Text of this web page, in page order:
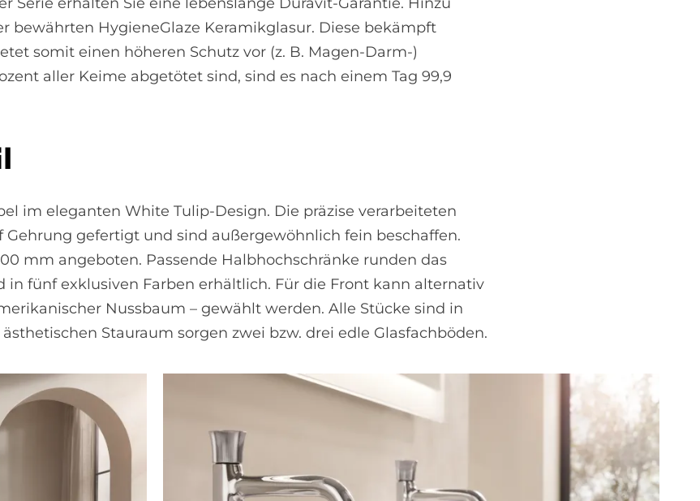
HygieneGlaze Keramikglasur. Diese bekämpft
somit einen höheren Schutz vor (z. B. Magen-Darm-)
aller Keime abgetötet sind, sind es nach einem Tag 99,9
im eleganten White Tulip-Design. Die präzise verarbeiteten
gefertigt und sind außergewöhnlich fein beschaffen.
mm angeboten. Passende Halbhochschränke runden das
fünf exklusiven Farben erhältlich. Für die Front kann alternativ
Nussbaum – gewählt werden. Alle Stücke sind in
Stauraum sorgen zwei bzw. drei edle Glasfachböden.